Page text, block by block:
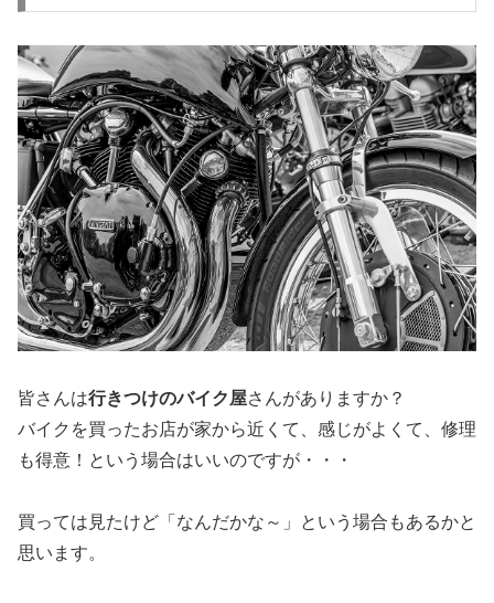
皆さんは行きつけのバイク屋さんがありますか？
バイクを買ったお店が家から近くて、感じがよくて、修理
も得意！という場合はいいのですが・・・
買っては見たけど「なんだかな～」という場合もあるかと
思います。